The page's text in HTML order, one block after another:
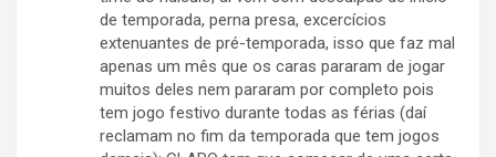
de temporada, perna presa, excercícios
extenuantes de pré-temporada, isso que faz mal
apenas um mês que os caras pararam de jogar
muitos deles nem pararam por completo pois
tem jogo festivo durante todas as férias (daí
reclamam no fim da temporada que tem jogos